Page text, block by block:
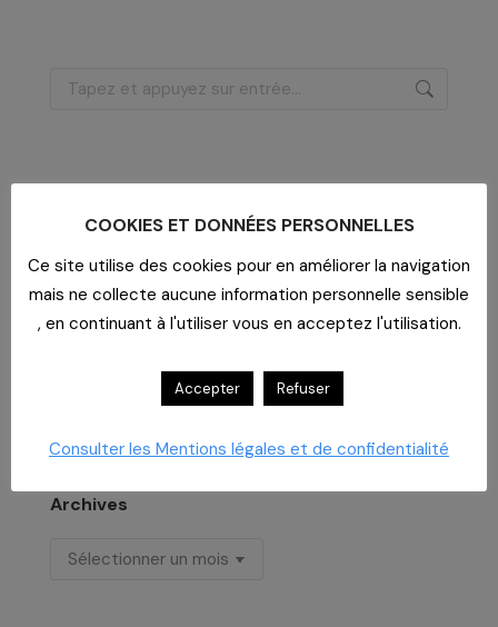
Recherche
29 juillet 2026
29 juillet 2026
Formation aux risques psychosociaux
29 juillet 2026
Archives
Archives
COOKIES ET DONNÉES PERSONNELLES
Ce site utilise des cookies pour en améliorer la navigation
mais ne collecte aucune information personnelle sensible
, en continuant à l'utiliser vous en acceptez l'utilisation.
Accepter Refuser
Consulter les Mentions légales et de confidentialité